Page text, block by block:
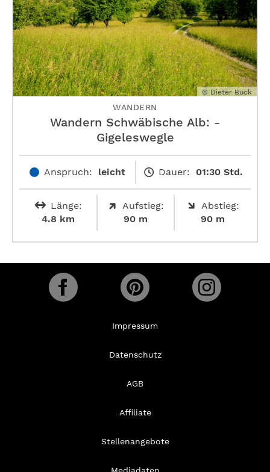
© Dieter Buck
WANDERN
Wandern Schwäbische Alb: ­
Gigeleswegle
Anspruch: leicht Dauer: 01:30 Std.
Länge:
4.8 km
Aufstieg:
90 m
Abstieg:
90 m
Impressum
Datenschutz
AGB
Affiliate
Stellenangebote
Mediadaten